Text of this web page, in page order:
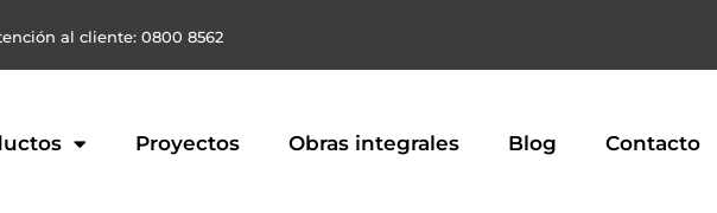
al cliente: 0800 8562
Proyectos Obras integrales Blog Contacto